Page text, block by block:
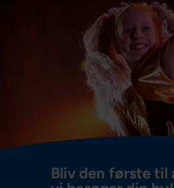
Bliv den første til